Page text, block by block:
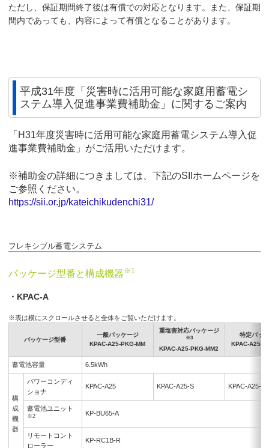
ただし、保証期間終了後は有償での対応となります。また、保証期
間内であっても、内容によって有償となることがあります。
平成31年度「災害時に活用可能な家庭用蓄電シ
ステム導入促進事業費補助金」に関するご案内
「H31年度災害時に活用可能な家庭用蓄電システム導入促
進事業費補助金」がご活用いただけます。
※補助金の詳細につきましては、下記のSIIホームページを
ご参照ください。
https://sii.or.jp/kateichikudenchi31/
フレキシブル蓄電システム
パッケージ型番と構成機器※1
・KPAC-A
※表は横にスクロールさせると全体をご覧いただけます。
パッケージ型番
一般パッケージ
KPAC-A25-PKG-MM
重塩害対応パッケージ
※3
KPAC-A25-PKG-MM2
特定パッ
KPAC-A25-
蓄電池容量 6.5kWh
構
成
機
器
パワーコンディ
ショナ
KPAC-A25 KPAC-A25-S KPAC-A25-C
蓄電池ユニット
※2 KP-BU65-A
リモートコント
ローラー
KP-RC1B-R